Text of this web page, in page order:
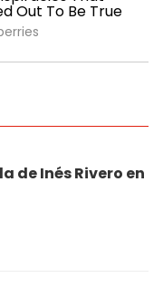
de Inés Rivero en